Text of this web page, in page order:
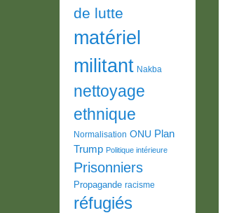
de lutte
matériel
militant Nakba
nettoyage
ethnique
Normalisation ONU Plan
Trump Politique intérieure
Prisonniers
Propagande racisme
réfugiés